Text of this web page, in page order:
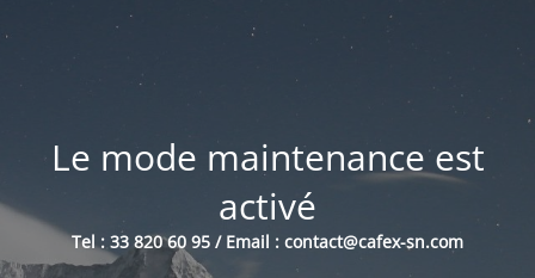
Le mode maintenance est
activé
Tel : 33 820 60 95 / Email : contact@cafex-sn.com